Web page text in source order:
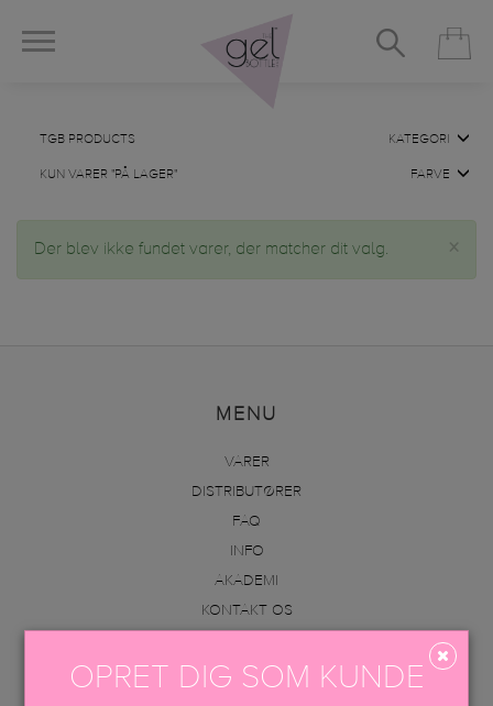
TGB PRODUCTS
KUN VARER "PÅ LAGER"
KATEGORI
FARVE
×
Der blev ikke fundet varer, der matcher dit valg.
MENU
VARER
DISTRIBUTØRER
FAQ
INFO
AKADEMI
KONTAKT OS
OPRET DIG SOM KUNDE